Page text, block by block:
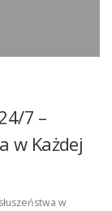
7 –
w Każdej
w